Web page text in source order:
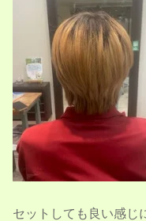
セットしても良い感じ